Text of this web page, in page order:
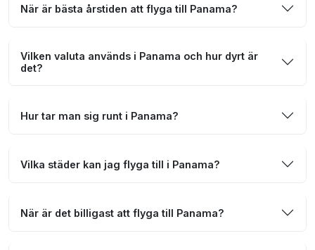
När är bästa årstiden att flyga till Panama?
Vilken valuta används i Panama och hur dyrt är
det?
Hur tar man sig runt i Panama?
Vilka städer kan jag flyga till i Panama?
När är det billigast att flyga till Panama?